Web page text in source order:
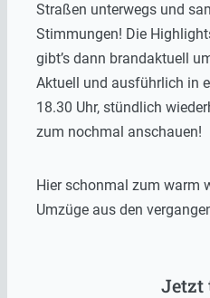
Straßen unterwegs und
Stimmungen! Die
gibt’s dann brandaktuell
Aktuell und ausführlich in
18.30 Uhr, stündlich
zum nochmal anschauen!
Hier schonmal zum warm
Umzüge aus den